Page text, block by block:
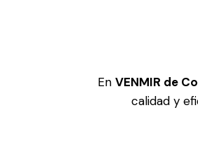
En VENMIR de
calidad y